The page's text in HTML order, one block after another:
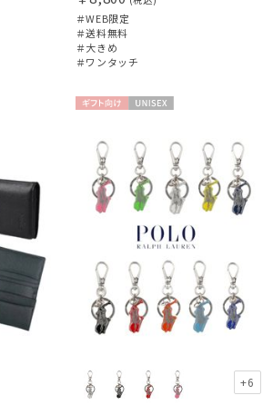
＃WEB限定
＃送料無料
＃大きめ
＃ワンタッチ
向け
+6